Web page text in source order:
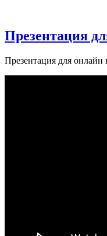
Презентация
Презентация для онлайн